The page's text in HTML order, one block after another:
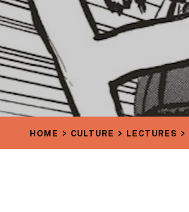
HOME CULTURE LECTURES